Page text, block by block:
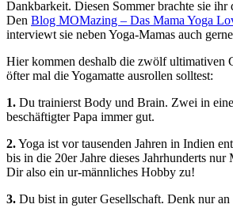
Dankbarkeit. Diesen Sommer brachte sie ihr
Den Blog MOMazing – Das Mama Yoga
interviewt sie neben Yoga-Mamas auch
Hier kommen deshalb die zwölf ultimativen
öfter mal die Yogamatte ausrollen solltest:
1. Du trainierst Body und Brain. Zwei in
beschäftigter Papa immer gut.
2.Yoga ist vor tausenden Jahren in Indien
bis in die 20er Jahre dieses Jahrhunderts
Dir also ein ur-männliches Hobby zu!
3. Du bist in guter Gesellschaft. Denk nur an